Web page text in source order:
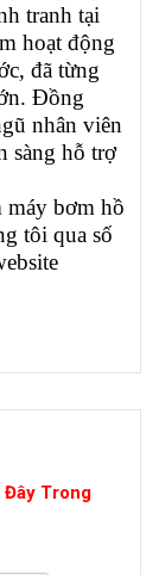
tranh tại
hoạt động
đã từng
Đồng
nhân viên
sàng hỗ trợ
máy bơm hồ
tôi qua số
Đây Trong